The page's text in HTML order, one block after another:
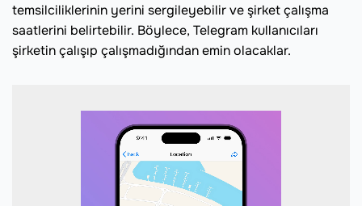
temsilciliklerinin yerini sergileyebilir ve şirket çalışma
saatlerini belirtebilir. Böylece, Telegram kullanıcıları
şirketin çalışıp çalışmadığından emin olacaklar.